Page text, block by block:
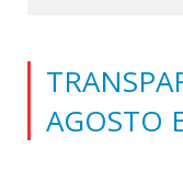
AGOSTO